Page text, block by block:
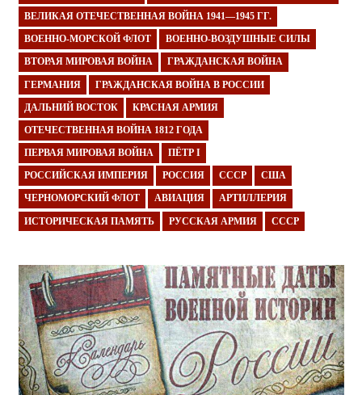
ВЕЛИКАЯ ОТЕЧЕСТВЕННАЯ ВОЙНА 1941—1945 ГГ.
ВОЕННО-МОРСКОЙ ФЛОТ ВОЕННО-ВОЗДУШНЫЕ СИЛЫ
ВТОРАЯ МИРОВАЯ ВОЙНА ГРАЖДАНСКАЯ ВОЙНА
ГЕРМАНИЯ ГРАЖДАНСКАЯ ВОЙНА В РОССИИ
ДАЛЬНИЙ ВОСТОК КРАСНАЯ АРМИЯ
ОТЕЧЕСТВЕННАЯ ВОЙНА 1812 ГОДА
ПЕРВАЯ МИРОВАЯ ВОЙНА ПЁТР I
РОССИЙСКАЯ ИМПЕРИЯ РОССИЯ СССР США
ЧЕРНОМОРСКИЙ ФЛОТ АВИАЦИЯ АРТИЛЛЕРИЯ
ИСТОРИЧЕСКАЯ ПАМЯТЬ РУССКАЯ АРМИЯ СССР